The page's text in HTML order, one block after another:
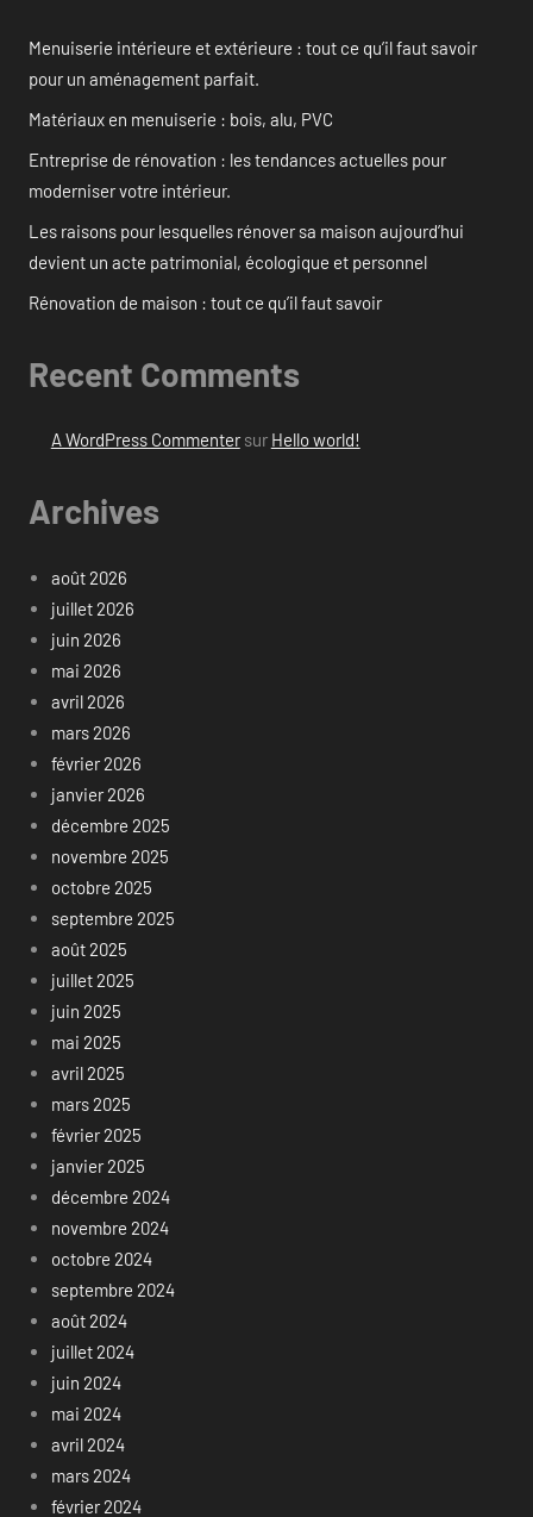
Menuiserie intérieure et extérieure : tout ce qu’il faut savoir
pour un aménagement parfait.
Matériaux en menuiserie : bois, alu, PVC
Entreprise de rénovation : les tendances actuelles pour
moderniser votre intérieur.
Les raisons pour lesquelles rénover sa maison aujourd’hui
devient un acte patrimonial, écologique et personnel
Rénovation de maison : tout ce qu’il faut savoir
Recent Comments
A WordPress Commentersur Hello world!
Archives
août 2026
juillet 2026
juin 2026
mai 2026
avril 2026
mars 2026
février 2026
janvier 2026
décembre 2025
novembre 2025
octobre 2025
septembre 2025
août 2025
juillet 2025
juin 2025
mai 2025
avril 2025
mars 2025
février 2025
janvier 2025
décembre 2024
novembre 2024
octobre 2024
septembre 2024
août 2024
juillet 2024
juin 2024
mai 2024
avril 2024
mars 2024
février 2024